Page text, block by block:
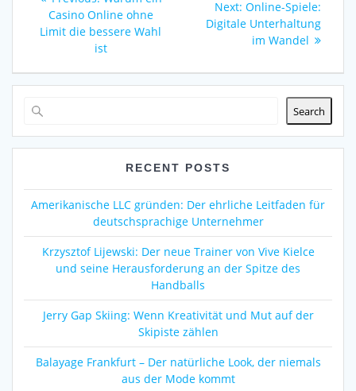
navigation
post:
Casino Online ohne
Limit die bessere Wahl
ist
Next: Next
post:
Online-Spiele:
Digitale Unterhaltung
im Wandel
Search
RECENT POSTS
Amerikanische LLC gründen: Der ehrliche Leitfaden für
deutschsprachige Unternehmer
Krzysztof Lijewski: Der neue Trainer von Vive Kielce
und seine Herausforderung an der Spitze des
Handballs
Jerry Gap Skiing: Wenn Kreativität und Mut auf der
Skipiste zählen
Balayage Frankfurt – Der natürliche Look, der niemals
aus der Mode kommt